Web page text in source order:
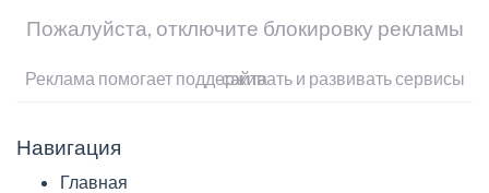
Пожалуйста, отключите блокировку рекламы
Реклама помогает поддерживать и развивать сервисы сайта
Навигация
Главная